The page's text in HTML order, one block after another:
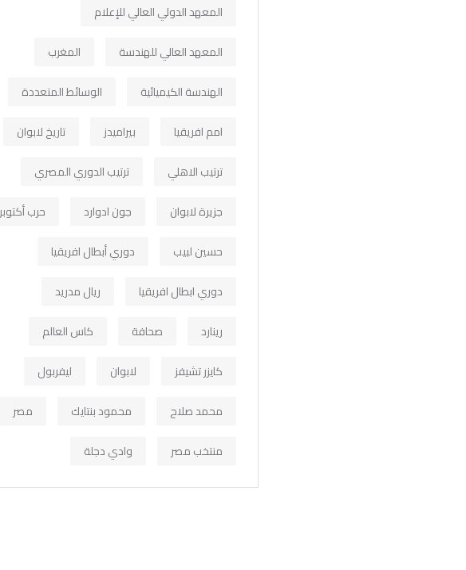
المعهد الدولي العالي للإعلام
المعهد العالي للهندسة
المغرب
الهندسة الكيميائية
الوسائط المتعددة
امم افريقيا
بيراميدز
تاريخ لابوان
ترتيب الاهلي
ترتيب الدوري المصري
جزيرة لابوان
جون ادوارد
حرب أكتوبر
حسين لبيب
دوري أبطال افريقيا
دوري ابطال افريقيا
ريال مدريد
رينارد
صحافة
كاس العالم
كايزر تشيفز
لابوان
ليفربول
محمد صلاح
محمود بنتايك
مصر
منتخب مصر
وادي دجلة